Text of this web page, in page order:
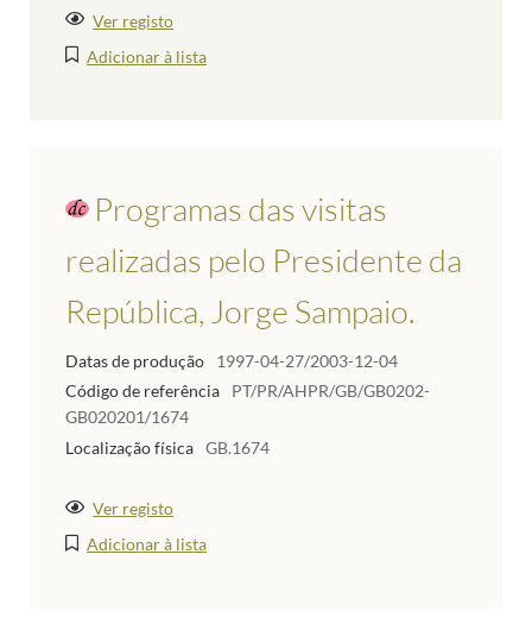
Ver registo
Adicionar à lista
Programas das visitas
realizadas pelo Presidente da
República, Jorge Sampaio.
Datas de produção
1997-04-27/2003-12-04
Código de referência
PT/PR/AHPR/GB/GB0202-
GB020201/1674
Localização física GB.1674
Ver registo
Adicionar à lista